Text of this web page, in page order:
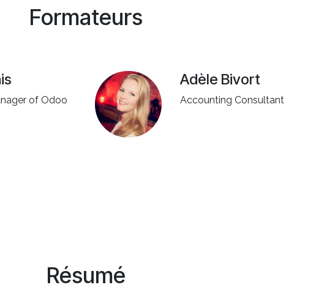
Formateurs
of Odoo
Adèle Bivort
Accounting Consultant
Résumé